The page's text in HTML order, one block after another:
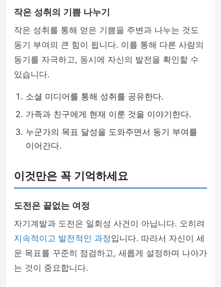
작은 성취의 기쁨 나누기
작은 성취를 통해 얻은 기쁨을 주변과 나누는 것도
동기 부여의 큰 힘이 됩니다. 이를 통해 다른 사람의
동기를 자극하고, 동시에 자신의 발전을 확인할 수
있습니다.
소셜 미디어를 통해 성취를 공유한다.
가족과 친구에게 현재 이룬 것을 이야기한다.
누군가의 목표 달성을 도와주면서 동기 부여를
이어간다.
이것만은 꼭 기억하세요
도전은 끝없는 여정
자기계발과 도전은 일회성 사건이 아닙니다. 오히려
지속적이고 발전적인 과정입니다. 따라서 자신이 세
운 목표를 꾸준히 점검하고, 새롭게 설정하며 나아가
는 것이 중요합니다.